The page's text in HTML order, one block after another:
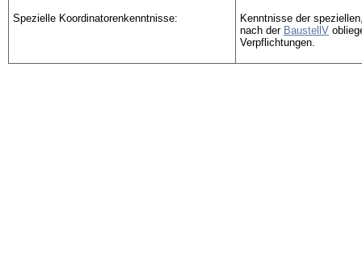
Spezielle Koordinatorenkenntnisse:
Kenntnisse der
nach der BaustellV
Verpflichtungen.